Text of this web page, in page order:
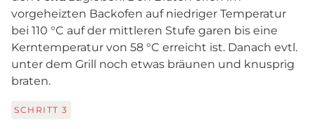
vorgeheizten Backofen auf niedriger Temperatur
bei 110 °C auf der mittleren Stufe garen bis eine
Kerntemperatur von 58 °C erreicht ist. Danach evtl.
unter dem Grill noch etwas bräunen und knusprig
braten.
SCHRITT 3